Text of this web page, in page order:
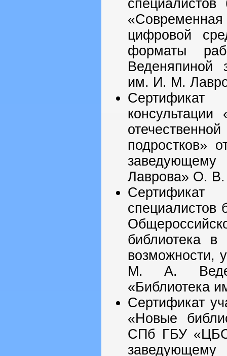
цифровой
форматы
Веденяпиной
им. И. М.
Сертификат
подростков»
Лаврова» О. В.
специалистов
библиотека в
возможности,
М. А.
«Библиотека
Сертификат
«Новые
СПб ГБУ «ЦБС